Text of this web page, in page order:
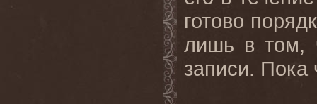
готово
лишь в том,
записи. Пока